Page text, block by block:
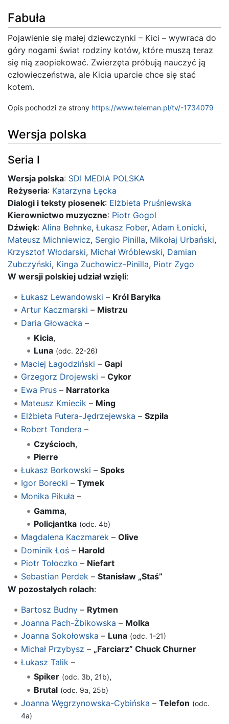
Fabuła
Pojawienie się małej dziewczynki – Kici – wywraca do
góry nogami świat rodziny kotów, które muszą teraz
się nią zaopiekować. Zwierzęta próbują nauczyć ją
człowieczeństwa, ale Kicia uparcie chce się stać
kotem.
Opis pochodzi ze strony https://www.teleman.pl/tv/-1734079
Wersja polska
Seria I
Wersja polska: SDI MEDIA POLSKA
Reżyseria: Katarzyna Łęcka
Dialogi i teksty piosenek: Elżbieta Pruśniewska
Kierownictwo muzyczne: Piotr Gogol
Dźwięk: Alina Behnke, Łukasz Fober, Adam Łonicki,
Mateusz Michniewicz, Sergio Pinilla, Mikołaj Urbański,
Krzysztof Włodarski, Michał Wróblewski, Damian
Zubczyński, Kinga Zuchowicz-Pinilla, Piotr Zygo
W wersji polskiej udział wzięli:
Łukasz Lewandowski – Król Baryłka
Artur Kaczmarski – Mistrzu
Daria Głowacka –
Kicia,
Luna (odc. 22-26)
Maciej Łagodziński – Gapi
Grzegorz Drojewski – Cykor
Ewa Prus– Narratorka
Mateusz Kmiecik – Ming
Elżbieta Futera-Jędrzejewska – Szpila
Robert Tondera –
Czyścioch,
Pierre
Łukasz Borkowski – Spoks
Igor Borecki – Tymek
Monika Pikuła –
Gamma,
Policjantka (odc. 4b)
Magdalena Kaczmarek – Olive
Dominik Łoś– Harold
Piotr Tołoczko – Niefart
Sebastian Perdek – Stanisław „Staś”
W pozostałych rolach:
Bartosz Budny– Rytmen
Joanna Pach-Żbikowska – Molka
Joanna Sokołowska – Luna (odc. 1-21)
Michał Przybysz – „Farciarz” Chuck Churner
Łukasz Talik –
Spiker (odc. 3b, 21b),
Brutal (odc. 9a, 25b)
Joanna Węgrzynowska-Cybińska – Telefon (odc.
4a)